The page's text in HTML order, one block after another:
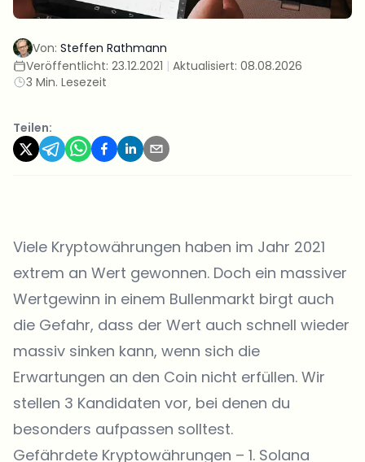
Von: Steffen Rathmann
Veröffentlicht: 23.12.2021 | Aktualisiert: 08.08.2026
3 Min. Lesezeit
Teilen:
Viele Kryptowährungen haben im Jahr 2021
extrem an Wert gewonnen. Doch ein massiver
Wertgewinn in einem Bullenmarkt birgt auch
die Gefahr, dass der Wert auch schnell wieder
massiv sinken kann, wenn sich die
Erwartungen an den Coin nicht erfüllen. Wir
stellen 3 Kandidaten vor, bei denen du
besonders aufpassen solltest.
Gefährdete Kryptowährungen – 1. Solana